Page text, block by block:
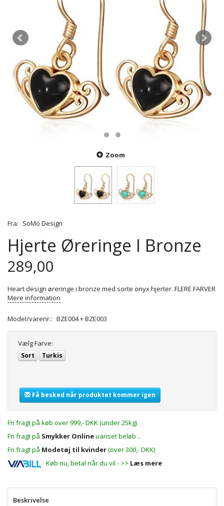
Zoom
Fra: SoMo Design
Hjerte Øreringe I Bronze
289,00
Heart design øreringe i bronze med sorte onyx hjerter. FLERE FARVER
Mere information
Model/varenr.: BZE004 + BZE003
VælgFarve:
Sort Turkis
Få besked når produktet kommer igen
Fri fragt på køb over 999,- DKK (under 25kg)
Fri fragt på Smykker Onlineuanset beløb ..
Fri fragt på Modetøj til kvinder(over 300,- DKK)
Køb nu, betal når du vil - >> Læs mere
Beskrivelse